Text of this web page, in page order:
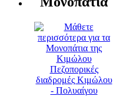
Πεζοπορικές
διαδρομές Κιμώλου
- Πολυαίγου